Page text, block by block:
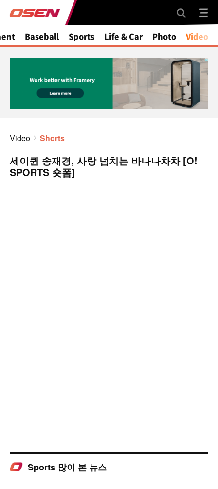
Baseball Sports Life & Car Photo Video
Video Shorts
세이퀸 송재경, 사랑 넘치는 바나나차차 [O!
SPORTS 숏폼]
Sports 많이 본 뉴스